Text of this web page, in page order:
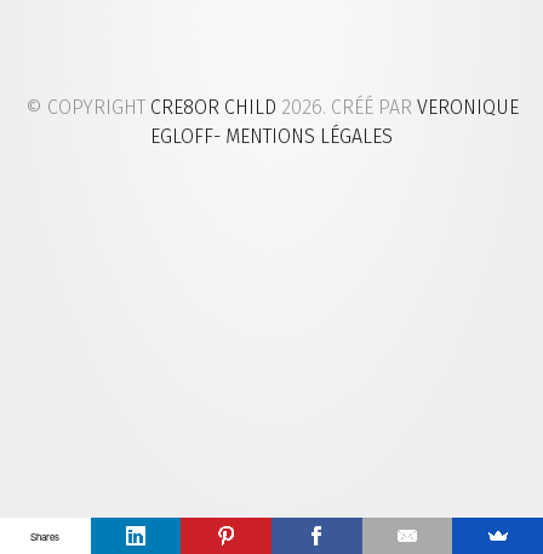
© COPYRIGHT CRE8OR CHILD 2026. CRÉÉ PAR VERONIQUE
EGLOFF- MENTIONS LÉGALES
Shares